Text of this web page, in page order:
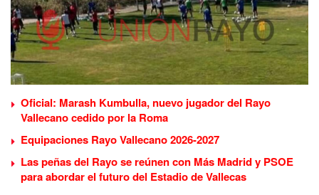
Oficial: Marash Kumbulla, nuevo jugador del Rayo
Vallecano cedido por la Roma
Equipaciones Rayo Vallecano 2026-2027
Las peñas del Rayo se reúnen con Más Madrid y PSOE
para abordar el futuro del Estadio de Vallecas